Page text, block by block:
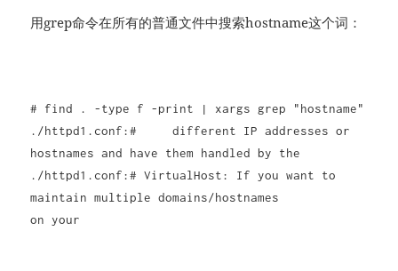
用grep命令在所有的普通文件中搜索hostname这个词：
# find . -type f -print | xargs grep "hostname"
./httpd1.conf:# different IP addresses or
hostnames and have them handled by the
./httpd1.conf:# VirtualHost: If you want to
maintain multiple domains/hostnames
on your